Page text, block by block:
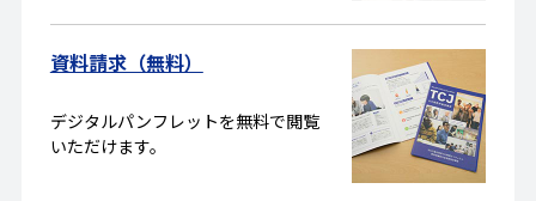
資料請求（無料）
デジタルパンフレットを無料で閲覧
いただけます。